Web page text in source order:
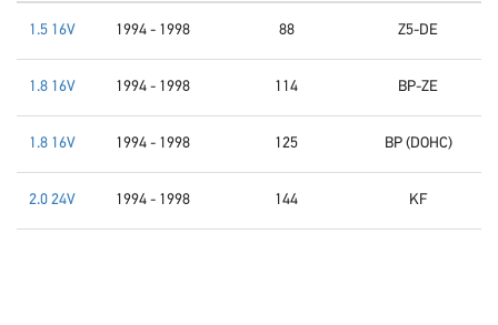
1.5 16V 1994 - 1998 88 Z5-DE
1.8 16V 1994 - 1998 114 BP-ZE
1.8 16V 1994 - 1998 125 BP (DOHC)
2.0 24V 1994 - 1998 144 KF